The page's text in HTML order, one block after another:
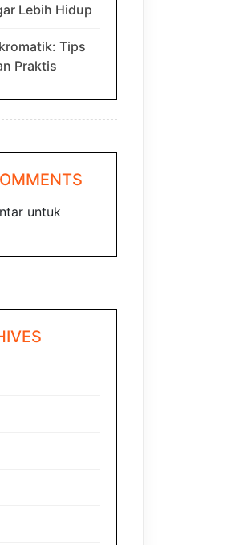
Lebih Hidup
Tips
Praktis
untuk